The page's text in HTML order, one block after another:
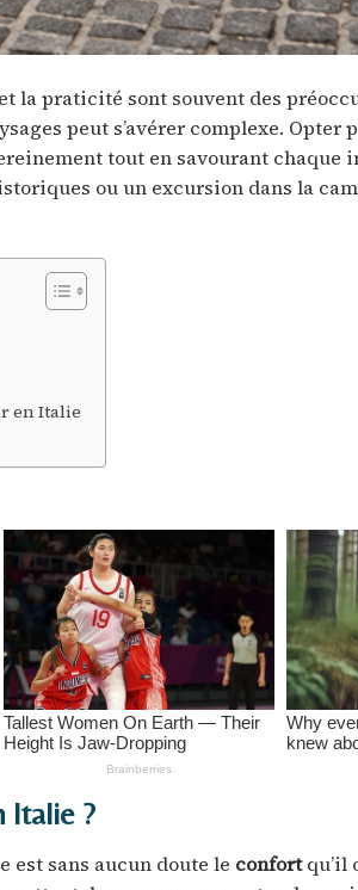
la praticité sont souvent des
peut s’avérer complexe. Opter
tout en savourant chaque
ou un excursion dans la
en Italie
Italie ?
sans aucun doute le confortqu’il